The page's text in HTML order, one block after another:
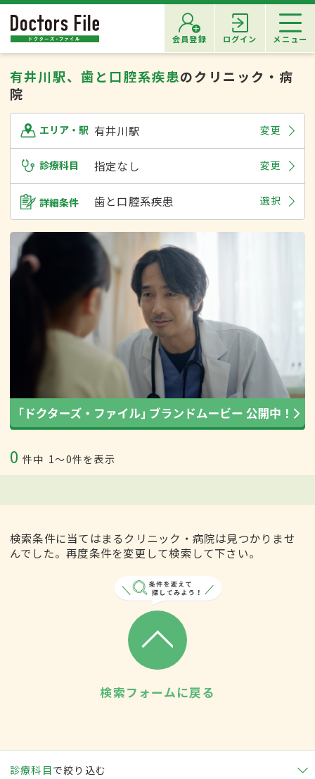
会員登録 ログイン メニュー
有井川駅、歯と口腔系疾患のクリニック・病
院
エリア・駅 有井川駅 変更
診療科目 指定なし 変更
詳細条件 歯と口腔系疾患 選択
0 件中 1〜0件を表示
検索条件に当てはまるクリニック・病院は見つかりませ
んでした。再度条件を変更して検索して下さい。
検索フォームに戻る
診療科目で絞り込む